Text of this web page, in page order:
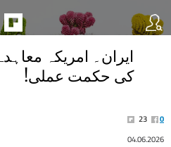
ایران۔ امریکہ
کی حکمت عملی!
23
0
04.06.2026